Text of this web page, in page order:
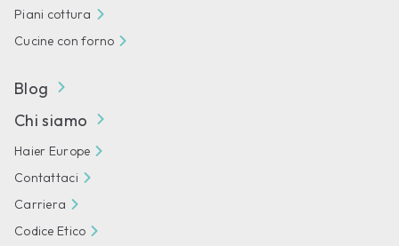
Piani cottura
Cucine con forno
Blog
Chi siamo
Haier Europe
Contattaci
Carriera
Codice Etico